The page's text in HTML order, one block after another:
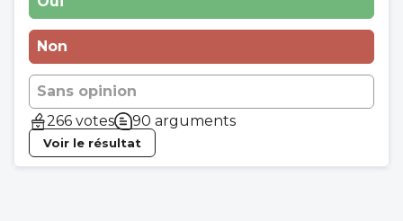
Non
Sans opinion
266 votes
90 arguments
Voir le résultat